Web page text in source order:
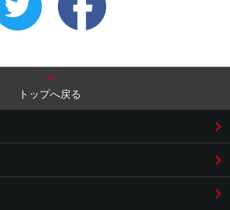
トップへ戻る